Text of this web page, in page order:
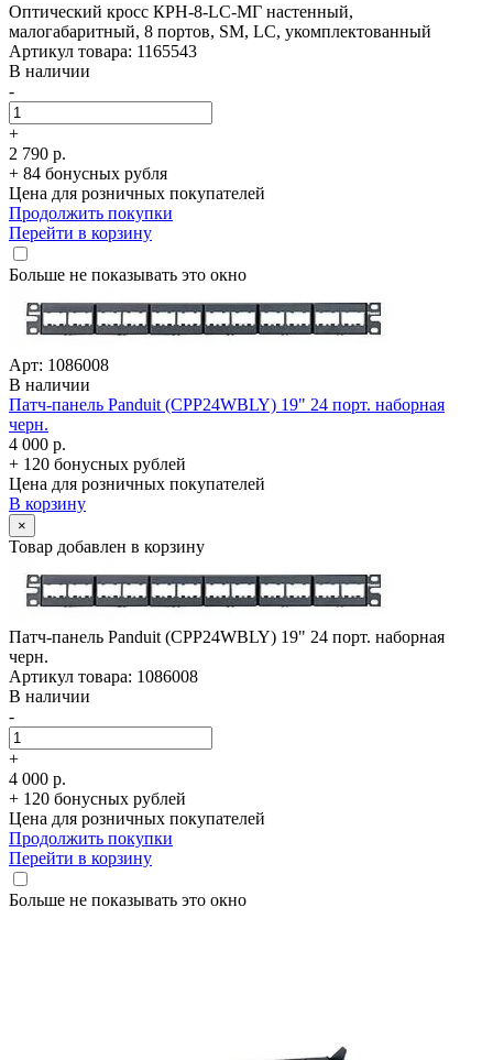
Оптический кросс КРН-8-LC-МГ настенный,
малогабаритный, 8 портов, SM, LC, укомплектованный
Артикул товара: 1165543
В наличии
-
+
2 790 р.
+ 84 бонусных рубля
Цена для розничных покупателей
Продолжить покупки
Перейти в корзину
Больше не показывать это окно
Арт: 1086008
В наличии
Патч-панель Panduit (CPP24WBLY) 19" 24 порт. наборная
черн.
4 000 р.
+ 120 бонусных рублей
Цена для розничных покупателей
В корзину
×
Товар добавлен в корзину
Патч-панель Panduit (CPP24WBLY) 19" 24 порт. наборная
черн.
Артикул товара: 1086008
В наличии
-
+
4 000 р.
+ 120 бонусных рублей
Цена для розничных покупателей
Продолжить покупки
Перейти в корзину
Больше не показывать это окно